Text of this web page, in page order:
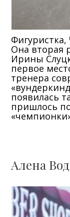
Она вторая
Ирины
первое
тренера
появилась
пришлось
Алена